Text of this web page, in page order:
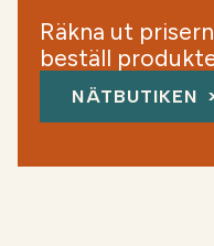
Räkna ut
beställ
NÄTBUTIKEN